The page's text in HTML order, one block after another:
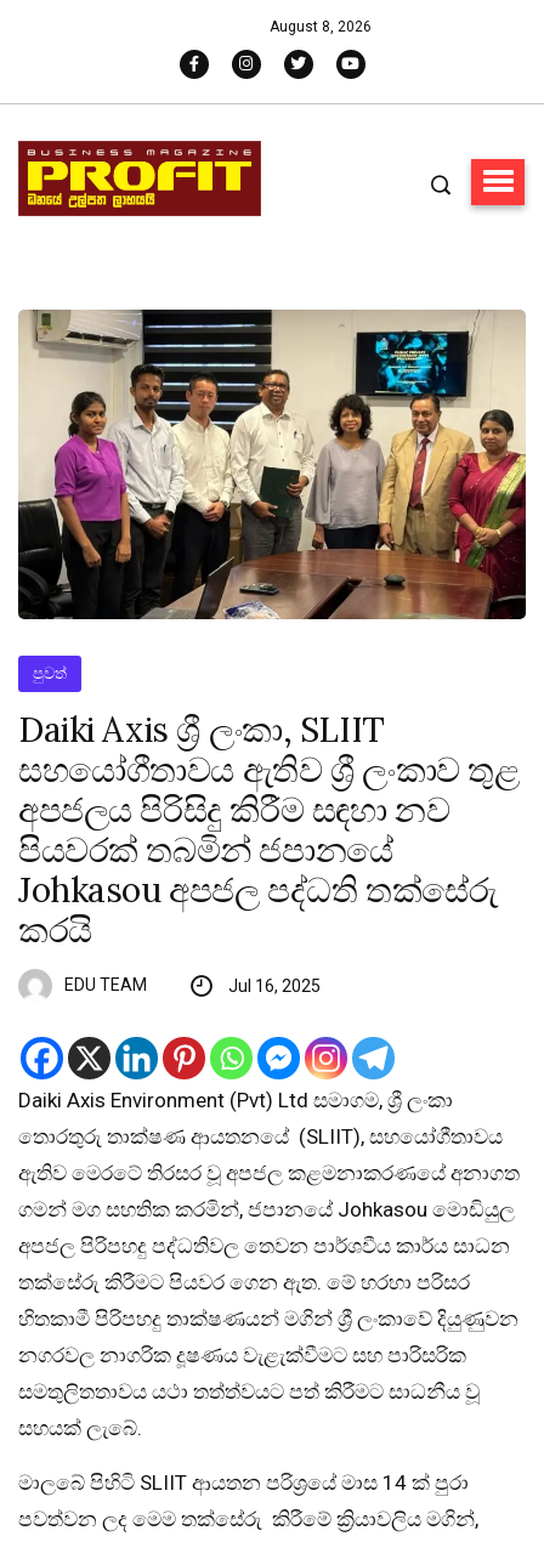
August 8, 2026
පුවත්
Daiki Axis ශ්‍රී ලංකා, SLIIT
සහයෝගීතාවය ඇතිව ශ්‍රී ලංකාව තුළ
අපජලය පිරිසිදු කිරීම සඳහා නව
පියවරක් තබමින් ජපානයේ
Johkasou අපජල පද්ධති තක්සේරු
කරයි
EDU TEAM Jul 16, 2025
Daiki Axis Environment (Pvt) Ltd සමාගම, ශ්‍රී ලංකා
තොරතුරු තාක්ෂණ ආයතනයේ (SLIIT), සහයෝගීතාවය
ඇතිව මෙරටේ තිරසර වූ අපජල කළමනාකරණයේ අනාගත
ගමන් මග සහතික කරමින්, ජපානයේ Johkasou මොඩියුල
අපජල පිරිපහදු පද්ධතිවල තෙවන පාර්ශවීය කාර්ය සාධන
තක්සේරු කිරීමට පියවර ගෙන ඇත. මේ හරහා පරිසර
හිතකාමී පිරිපහදු තාක්ෂණයන් මගින් ශ්‍රී ලංකාවේ දියුණුවන
නගරවල නාගරික දූෂණය වැළැක්වීමට සහ පාරිසරික
සමතුලිතතාවය යථා තත්ත්වයට පත් කිරීමට සාධනීය වූ
සහයක් ලැබේ.
මාලබේ පිහිටි SLIIT ආයතන පරිශ්‍රයේ මාස 14 ක් පුරා
පවත්වන ලද මෙම තක්සේරු කිරීමේ ක්‍රියාවලිය මගින්,